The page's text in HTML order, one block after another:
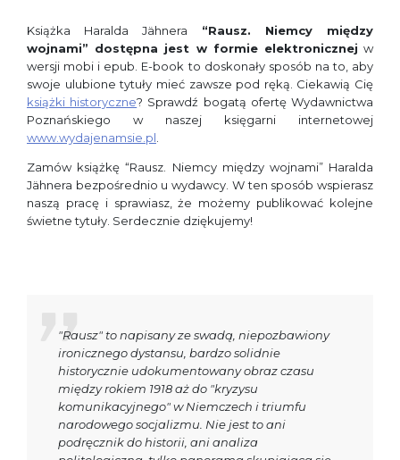
Książka Haralda Jähnera “Rausz. Niemcy między
wojnami” dostępna jest w formie elektronicznej w
wersji mobi i epub. E-book to doskonały sposób na to, aby
swoje ulubione tytuły mieć zawsze pod ręką. Ciekawią Cię
książki historyczne? Sprawdź bogatą ofertę Wydawnictwa
Poznańskiego w naszej księgarni internetowej
www.wydajenamsie.pl
Zamów książkę “Rausz. Niemcy między wojnami” Haralda
Jähnera bezpośrednio u wydawcy. W ten sposób wspierasz
naszą pracę i sprawiasz, że możemy publikować kolejne
świetne tytuły. Serdecznie dziękujemy!
"Rausz" to napisany ze swadą, niepozbawiony
ironicznego dystansu, bardzo solidnie
historycznie udokumentowany obraz czasu
między rokiem 1918 aż do "kryzysu
komunikacyjnego" w Niemczech i triumfu
narodowego socjalizmu. Nie jest to ani
podręcznik do historii, ani analiza